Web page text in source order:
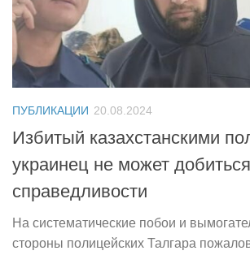
ПУБЛИКАЦИИ 20.08.2024
Избитый казахстанскими
украинец не может добиться
справедливости
На систематические побои и
стороны полицейских Талгара